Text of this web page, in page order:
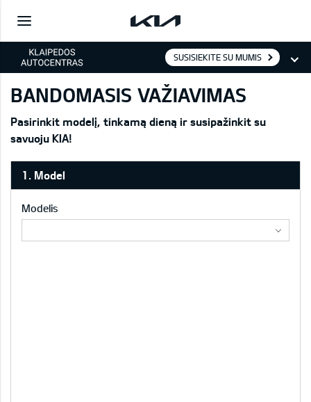
SUSISIEKITE SU MUMIS
BANDOMASIS VAŽIAVIMAS
Pasirinkit modelį, tinkamą dieną ir susipažinkit su
savuoju KIA!
1. Model
Modelis